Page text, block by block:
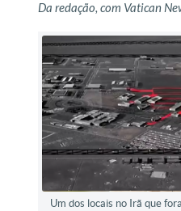
Da redação, com Vatican
Um dos locais no Irã que